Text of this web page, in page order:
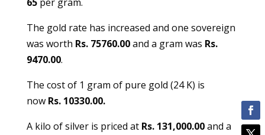
The gold rate has increased and one sovereign
was worth Rs. 75760.00and a gram was Rs.
9470.00.
The cost of 1 gram of pure gold (24 K) is
now Rs. 10330.00.
A kilo of silver is priced at Rs. 131,000.00and a